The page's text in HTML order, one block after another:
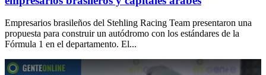
Empresarios brasileños del Stehling Racing Team presentaron una
propuesta para construir un autódromo con los estándares de la
Fórmula 1 en el departamento. El...